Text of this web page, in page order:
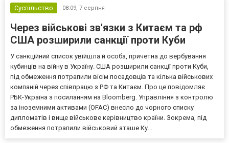
Суспільство 08:09, 7 серпня
Через військові зв'язки з Китаєм та рф
США розширили санкції проти Куби
У санкційний список увійшла й особа, причетна до вербування
кубинців на війну в Україну. США розширили санкції проти Куби,
під обмеження потрапили вісім посадовців та кілька військових
компаній через співпрацю з РФ та Китаєм. Про це повідомляє
РБК-Україна з посиланням на Bloomberg. Управління з контролю
за іноземними активами (OFAC) внесло до чорного списку
дипломатів і вище військове керівництво країни. Зокрема, під
обмеження потрапили військовий аташе Ку...